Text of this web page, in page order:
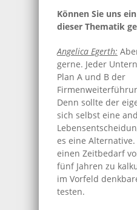
Können Sie uns
dieser Thematik
Angelica Egerth:
gerne. Jeder
Plan A und B der
Denn sollte der
sich selbst eine
es eine
einen Zeitbedarf
fünf Jahren zu
im Vorfeld
testen.